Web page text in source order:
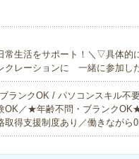
常生活をサポート！＼▽具体
クレーションに 一緒に参加し
ランクOK / パソコンスキル不
OK／★年齢不問・ブランク
取得支援制度あり／働きながら